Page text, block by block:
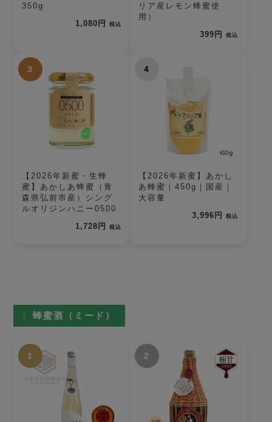
350g
1,080円
税込
リア産レモン蜂蜜使
用）
399円
税込
3
【2026年新蜜・生蜂
蜜】あかしあ蜂蜜（青
森県弘前市産）シング
ルオリジンハニー0500
1,728円
税込
4
【2026年新蜜】あかし
あ蜂蜜｜450g｜国産｜
大容量
3,996円
税込
蜂蜜酒（ミード）
1 2